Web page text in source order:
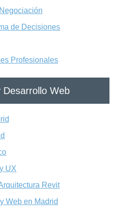
de Decisiones
Profesionales
Web
UX
Revit
Web en Madrid